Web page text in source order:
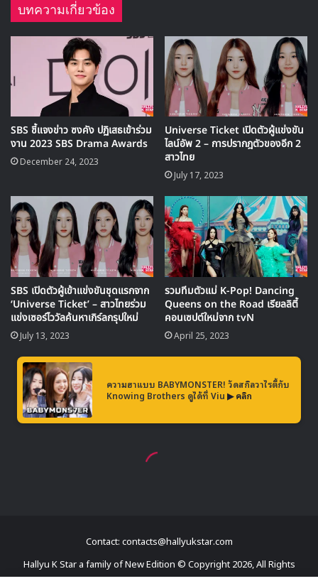
The First Scene
Contact: contacts@hallyukstar.com
Hallyu K Star a family of New Edition © Copyright 2026, All Rights